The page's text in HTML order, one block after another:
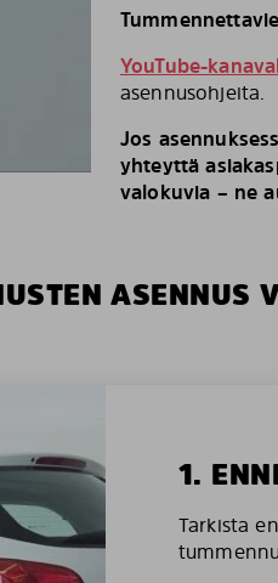
YouTube-
asennusohjeita.
Jos
yhteyttä
valokuvia – ne
ASENNUS
1.
Tarkista